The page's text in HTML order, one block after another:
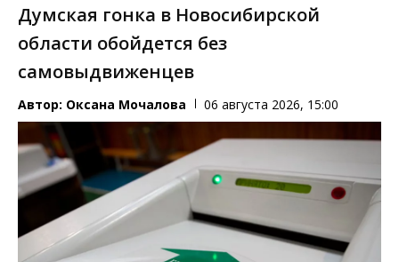
Думская гонка в Новосибирской
области обойдется без
самовыдвиженцев
Автор: Оксана Мочалова 06 августа 2026, 15:00